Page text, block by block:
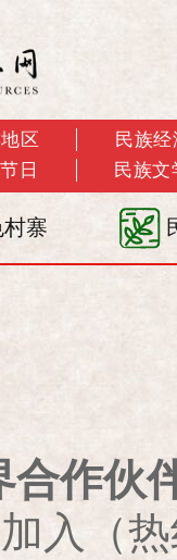
区
民族经
日 民族文
寨
作伙
入（